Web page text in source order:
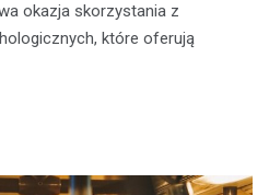
okazja skorzystania z
które oferują